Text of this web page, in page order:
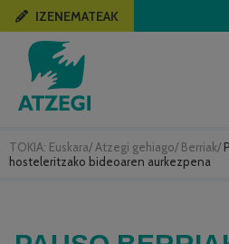
TOKIA: Euskara/ Atzegi gehiago/ Berriak/
hosteleritzako bideoaren aurkezpena
IZENEMATEAK